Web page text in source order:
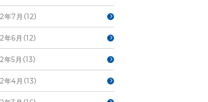
7月（12）
6月（12）
5月（13）
4月（13）